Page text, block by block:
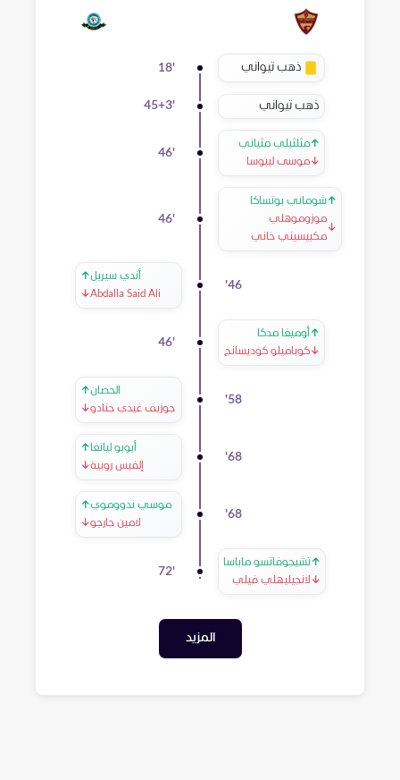
ذهب تيواني 18'
ذهب تيواني 45+3'
↑مثلثيلي مثياني
↓موسى ليبوسا
46'
↑شوماني بوتساكا
↓
موزوموهلي
مكبيسيني خاني
46'
46
'
↑أندي سيريل
↓Abdalla Said Ali
↑ أوميغا مدكا
↓كوباميلو كوديسانج
46'
58
'
↑الحصان
↓جوزيف غيدي جنادو
68
'
↑أيوبو ليانغا
↓إلفيس روبية
68
'
↑موسي ندووموي
↓لامين جارجو
↑ تشيجوفاتسو ماباسا
↓ لانجيليهلي فيلي
72'
المزيد